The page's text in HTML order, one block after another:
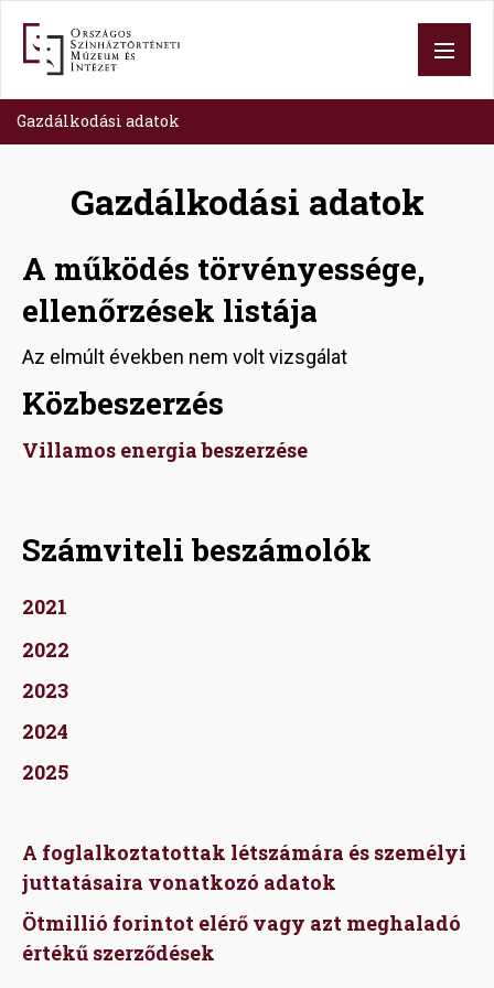
content
Gazdálkodási adatok
Gazdálkodási adatok
A működés törvényessége,
ellenőrzések listája
Az elmúlt években nem volt vizsgálat
Közbeszerzés
Villamos energia beszerzése
Számviteli beszámolók
2021
2022
2023
2024
2025
A foglalkoztatottak létszámára és személyi
juttatásaira vonatkozó adatok
Ötmillió forintot elérő vagy azt meghaladó
értékű szerződések